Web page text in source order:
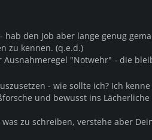
hab den Job aber lange genug
zu kennen. (q.e.d.)
Ausnahmeregel "Notwehr" - die
- wie sollte ich? Ich
und bewusst ins
zu schreiben, verstehe aber